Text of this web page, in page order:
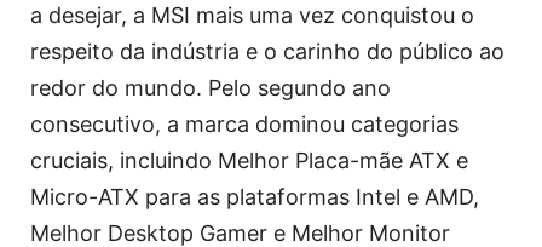
a desejar, a MSI mais uma vez conquistou o
respeito da indústria e o carinho do público ao
redor do mundo. Pelo segundo ano
consecutivo, a marca dominou categorias
cruciais, incluindo Melhor Placa-mãe ATX e
Micro-ATX para as plataformas Intel e AMD,
Melhor Desktop Gamer e Melhor Monitor